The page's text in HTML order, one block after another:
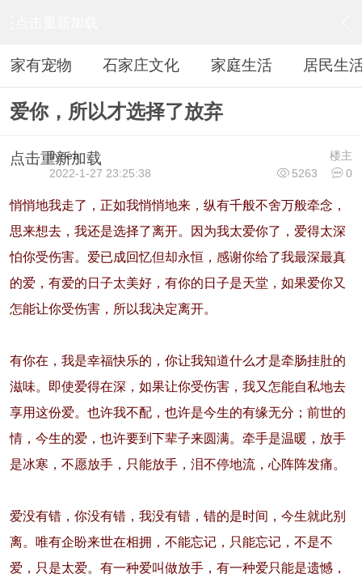
家有宠物 石家庄文化 家庭生活 居民生
爱你，所以才选择了放弃
点击重新加载 楼主
flysea
5263
0
2022-1-27 23:25:38
悄悄地我走了，正如我悄悄地来，纵有千般不舍万般牵念，
思来想去，我还是选择了离开。因为我太爱你了，爱得太深
怕你受伤害。爱已成回忆但却永恒，感谢你给了我最深最真
的爱，有爱的日子太美好，有你的日子是天堂，如果爱你又
怎能让你受伤害，所以我决定离开。
有你在，我是幸福快乐的，你让我知道什么才是牵肠挂肚的
滋味。即使爱得在深，如果让你受伤害，我又怎能自私地去
享用这份爱。也许我不配，也许是今生的有缘无分；前世的
情，今生的爱，也许要到下辈子来圆满。牵手是温暖，放手
是冰寒，不愿放手，只能放手，泪不停地流，心阵阵发痛。
爱没有错，你没有错，我没有错，错的是时间，今生就此别
离。唯有企盼来世在相拥，不能忘记，只能忘记，不是不
爱，只是太爱。有一种爱叫做放手，有一种爱只能是遗憾，